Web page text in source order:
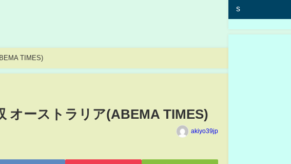
TIMES)
オーストラリア(ABEMA TIMES)
akiyo39jp
s